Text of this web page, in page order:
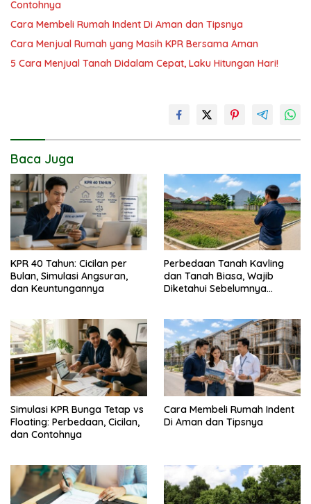
Contohnya
Cara Membeli Rumah Indent Di Aman dan Tipsnya
Cara Menjual Rumah yang Masih KPR Bersama Aman
5 Cara Menjual Tanah Didalam Cepat, Laku Hitungan Hari!
Baca Juga
KPR 40 Tahun: Cicilan per
Bulan, Simulasi Angsuran,
dan Keuntungannya
Perbedaan Tanah Kavling
dan Tanah Biasa, Wajib
Diketahui Sebelumnya
Simulasi KPR Bunga Tetap vs
Floating: Perbedaan, Cicilan,
dan Contohnya
Cara Membeli Rumah Indent
Di Aman dan Tipsnya